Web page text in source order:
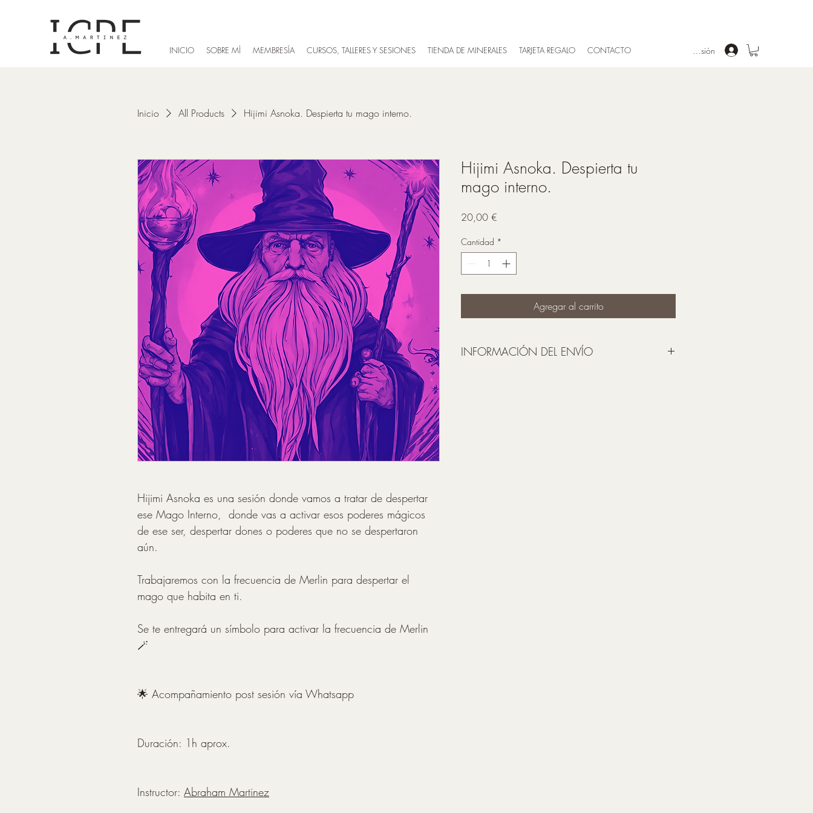
INICIO SOBRE MÍ MEMBRESÍA CURSOS, TALLERES Y SESIONES TIENDA DE MINERALES TARJETA REGALO CONTACTO Iniciar sesión
Inicio All Products Hijimi Asnoka. Despierta tu mago interno.
Hijimi Asnoka es una sesión donde vamos a tratar de despertar
ese Mago Interno,  donde vas a activar esos poderes mágicos
de ese ser, despertar dones o poderes que no se despertaron
aún.
Trabajaremos con la frecuencia de Merlin para despertar el
mago que habita en ti.
Se te entregará un símbolo para activar la frecuencia de Merlin
🪄
🌟 Acompañamiento post sesión vía Whatsapp
Duración: 1h aprox.
Instructor: Abraham Martinez
Hijimi Asnoka. Despierta tu
mago interno.
20,00 €
Cantidad *
Agregar al carrito
INFORMACIÓN DEL ENVÍO